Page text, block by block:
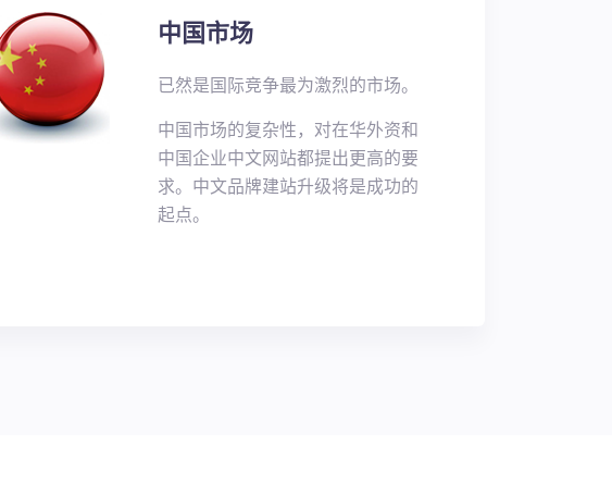
中国市场
已然是国际竞争最为激烈的市场。
中国市场的复杂性，对在华外资和
中国企业中文网站都提出更高的要
求。中文品牌建站升级将是成功的
起点。